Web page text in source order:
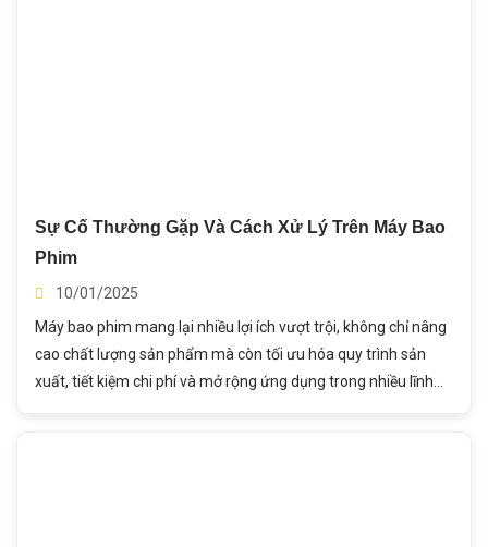
Sự Cố Thường Gặp Và Cách Xử Lý Trên Máy Bao
Phim
10/01/2025
Máy bao phim mang lại nhiều lợi ích vượt trội, không chỉ nâng
cao chất lượng sản phẩm mà còn tối ưu hóa quy trình sản
xuất, tiết kiệm chi phí và mở rộng ứng dụng trong nhiều lĩnh